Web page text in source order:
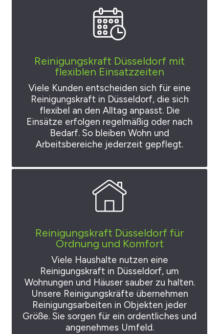
Reinigungskraft Düsseldorf mit
flexiblen Einsatzzeiten
Viele Kunden entscheiden sich für eine
Reinigungskraft in Düsseldorf, die sich
flexibel an den Alltag anpasst. Die
Einsätze erfolgen regelmäßig oder nach
Bedarf. So bleiben Wohn und
Arbeitsbereiche jederzeit gepflegt.
Reinigungskraft Düsseldorf für
Ordnung und Komfort
Viele Haushalte nutzen eine
Reinigungskraft in Düsseldorf, um
Wohnungen und Häuser sauber zu halten.
Unsere Reinigungskräfte übernehmen
Reinigungsarbeiten in Objekten jeder
Größe. Sie sorgen für ein ordentliches und
angenehmes Umfeld.